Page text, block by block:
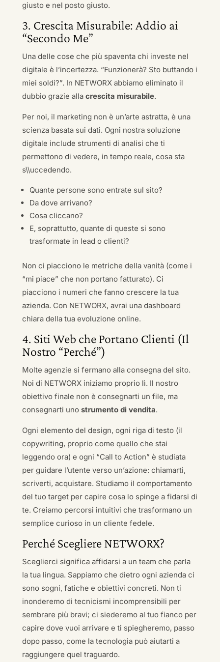
giusto e nel posto giusto.
3. Crescita Misurabile: Addio ai
“Secondo Me”
Una delle cose che più spaventa chi investe nel
digitale è l’incertezza. “Funzionerà? Sto buttando i
miei soldi?”. In NETWORX abbiamo eliminato il
dubbio grazie alla crescita misurabile.
Per noi, il marketing non è un’arte astratta, è una
scienza basata sui dati. Ogni nostra soluzione
digitale include strumenti di analisi che ti
permettono di vedere, in tempo reale, cosa sta
s\\uccedendo.
Quante persone sono entrate sul sito?
Da dove arrivano?
Cosa cliccano?
E, soprattutto, quante di queste si sono
trasformate in lead o clienti?
Non ci piacciono le metriche della vanità (come i
“mi piace” che non portano fatturato). Ci
piacciono i numeri che fanno crescere la tua
azienda. Con NETWORX, avrai una dashboard
chiara della tua evoluzione online.
4. Siti Web che Portano Clienti (Il
Nostro “Perché”)
Molte agenzie si fermano alla consegna del sito.
Noi di NETWORX iniziamo proprio lì. Il nostro
obiettivo finale non è consegnarti un file, ma
consegnarti uno strumento di vendita.
Ogni elemento del design, ogni riga di testo (il
copywriting, proprio come quello che stai
leggendo ora) e ogni “Call to Action” è studiata
per guidare l’utente verso un’azione: chiamarti,
scriverti, acquistare. Studiamo il comportamento
del tuo target per capire cosa lo spinge a fidarsi di
te. Creiamo percorsi intuitivi che trasformano un
semplice curioso in un cliente fedele.
Perché Scegliere NETWORX?
Sceglierci significa affidarsi a un team che parla
la tua lingua. Sappiamo che dietro ogni azienda ci
sono sogni, fatiche e obiettivi concreti. Non ti
inonderemo di tecnicismi incomprensibili per
sembrare più bravi; ci siederemo al tuo fianco per
capire dove vuoi arrivare e ti spiegheremo, passo
dopo passo, come la tecnologia può aiutarti a
raggiungere quel traguardo.